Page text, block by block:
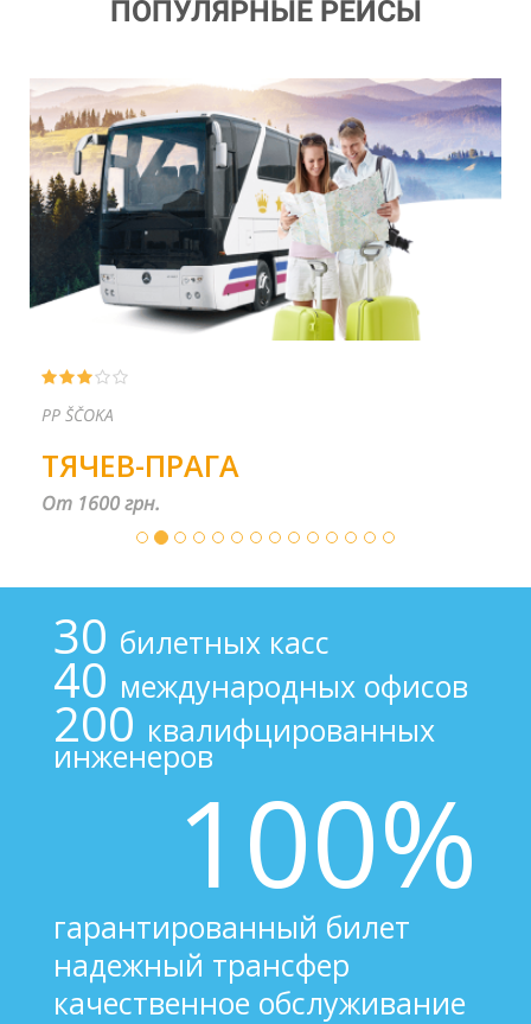
ПОПУЛЯРНЫЕ РЕЙСЫ
PP ŠČOKA
ТЯЧЕВ-ПРАГА
От 1600 грн.
30 билетных касс
40 международных офисов
200 квалифцированных
инженеров
100%
гарантированный билет
надежный трансфер
качественное обслуживание